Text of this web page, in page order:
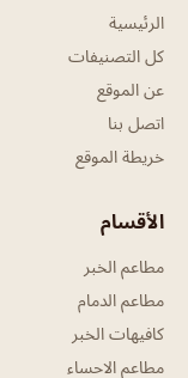
الرئيسية
كل التصنيفات
عن الموقع
اتصل بنا
خريطة الموقع
الأقسام
مطاعم الخبر
مطاعم الدمام
كافيهات الخبر
مطاعم الاحساء